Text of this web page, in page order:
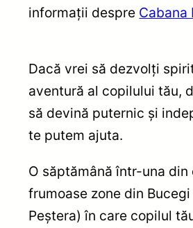
informații despre Cabana
Dacă vrei să dezvolți
aventură al copilului tău,
să devină puternic și
te putem ajuta.
O săptămână într-una din
frumoase zone din Bucegi
Peștera) în care copilul